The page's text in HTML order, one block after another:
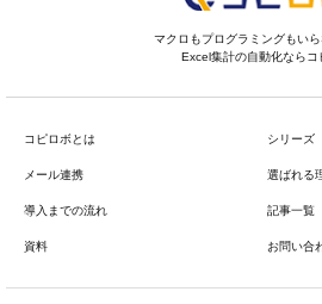
マクロもプログラミングもいら
Excel集計の自動化ならコ
コピロボとは シリーズ
メール連携 選ばれる
導入までの流れ 記事一覧
資料 お問い合